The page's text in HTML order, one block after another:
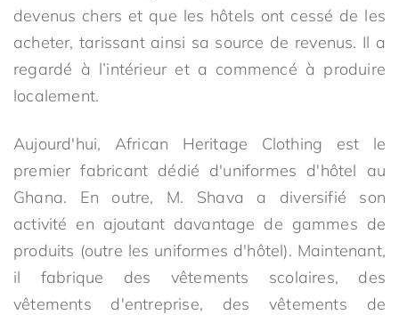
devenus chers et que les hôtels ont cessé de les
acheter, tarissant ainsi sa source de revenus. Il a
regardé à l’intérieur et a commencé à produire
localement.
Aujourd'hui, African Heritage Clothing est le
premier fabricant dédié d'uniformes d'hôtel au
Ghana. En outre, M. Shava a diversifié son
activité en ajoutant davantage de gammes de
produits (outre les uniformes d'hôtel). Maintenant,
il fabrique des vêtements scolaires, des
vêtements d'entreprise, des vêtements de